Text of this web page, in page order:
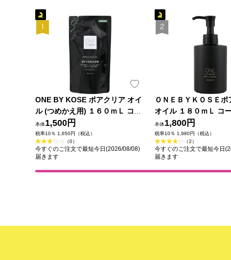
ONE BY KOSE ポアクリア オイ
ル (つめかえ用) １６０ｍＬ コー
セー
本体1,500円
税率10％ 1,650円（税込）
（0）
今すぐのご注文で最短今日(2026/08/08)
届きます
ＯＮＥＢＹＫＯＳＥポ
オイル １８０ｍＬ コ
本体1,800円
税率10％ 1,980円（税込）
（2）
今すぐのご注文で最短今日
届きます